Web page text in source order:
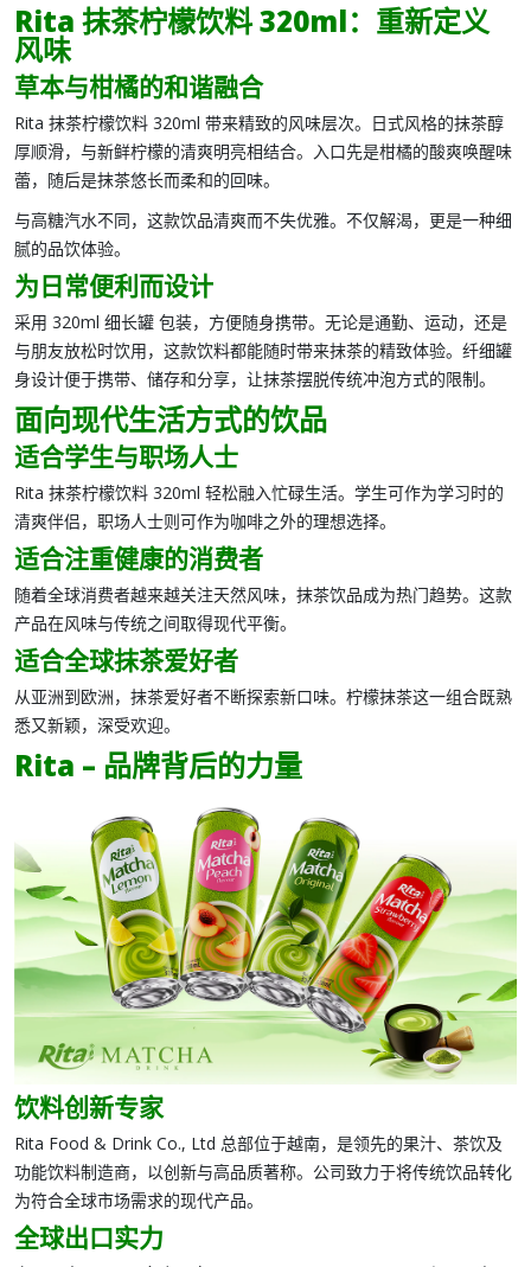
Rita 抹茶柠檬饮料 320ml：重新定义
风味
草本与柑橘的和谐融合
Rita 抹茶柠檬饮料 320ml 带来精致的风味层次。日式风格的抹茶醇
厚顺滑，与新鲜柠檬的清爽明亮相结合。入口先是柑橘的酸爽唤醒味
蕾，随后是抹茶悠长而柔和的回味。
与高糖汽水不同，这款饮品清爽而不失优雅。不仅解渴，更是一种细
腻的品饮体验。
为日常便利而设计
采用 320ml 细长罐 包装，方便随身携带。无论是通勤、运动，还是
与朋友放松时饮用，这款饮料都能随时带来抹茶的精致体验。纤细罐
身设计便于携带、储存和分享，让抹茶摆脱传统冲泡方式的限制。
面向现代生活方式的饮品
适合学生与职场人士
Rita 抹茶柠檬饮料 320ml 轻松融入忙碌生活。学生可作为学习时的
清爽伴侣，职场人士则可作为咖啡之外的理想选择。
适合注重健康的消费者
随着全球消费者越来越关注天然风味， 抹茶饮品成为热门趋势。这款
产品在风味与传统之间取得现代平衡。
适合全球抹茶爱好者
从亚洲到欧洲，抹茶爱好者不断探索新口味。 柠檬抹茶这一组合既熟
悉又新颖，深受欢迎。
Rita – 品牌背后的力量
饮料创新专家
Rita Food & Drink Co., Ltd 总部位于越南，是领先的果汁、茶饮及
功能饮料制造商，以创新与高品质著称。公司致力于将传统饮品转化
为符合全球市场需求的现代产品。
全球出口实力